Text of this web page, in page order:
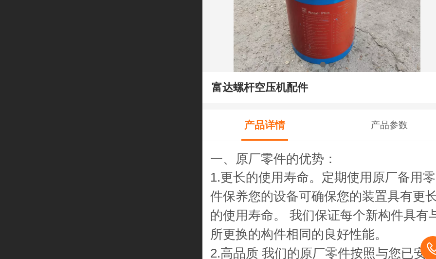
富达螺杆空压机配件
产品详情 产品参数
一、原厂零件的优势：
1.更长的使用寿命。定期使用原厂备用零
件保养您的设备可确保您的装置具有更
的使用寿命。 我们保证每个新构件具有
所更换的构件相同的良好性能。
2.高品质 我们的原厂零件按照与您已安